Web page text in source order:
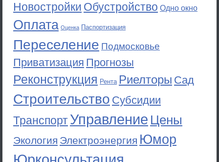
Новостройки Обустройство Одно окно
Оплата Оценка Паспортизация
Переселение Подмосковье
Приватизация Прогнозы
Реконструкция Рента Риелторы Сад
Строительство Субсидии
ТранспортУправление Цены
Экология Электроэнергия Юмор